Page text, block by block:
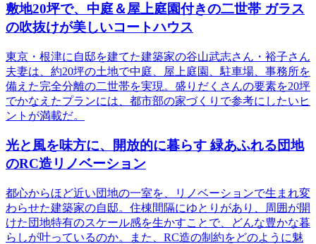
敷地20坪で、中庭＆屋上庭園付きの二世帯 ガラス
の吹抜けが美しいコートハウス
東京・根津に自邸を建てた建築家の谷山武志さん・裕子さん
夫妻は、約20坪の土地で中庭、屋上庭園、駐車場、事務所を
備えた完全分離の二世帯を実現。盛りだくさんの要素を20坪
でかなえたプランには、都市部の家づくりで参考にしたいヒ
ントが満載だ。
光と風を味方に、開放的に暮らす 緑あふれる団地
のRC造リノベーション
都心からほど近い団地の一室を、リノベーションで生まれ変
わらせた建築家の自邸。住棟間隔にゆとりがあり、周囲が開
けた団地特有のスケール感を生かすことで、どんな豊かな暮
らしが叶っているのか。また、RC造の制約をどのように魅